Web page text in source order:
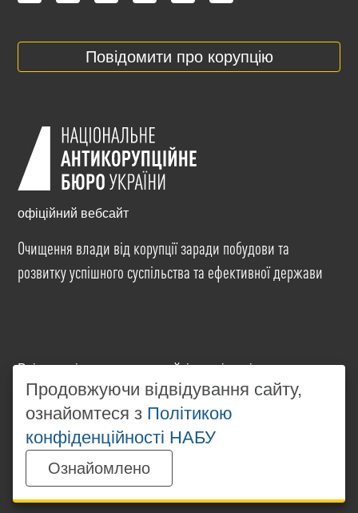
Повідомити про корупцію
офіційний вебсайт
Очищення влади від корупції заради побудови та
розвитку успішного суспільства та ефективної держави
Всі матеріали на цьому сайті розміщені на умовах
ліцензіїCreative Commons Attribution-NonCommercial-
NoDerivatives 4.0 International. Використання будь-
яких матеріалів, розміщених на сайті, дозволяється
за умови посилання наwww.nabu.gov.ua
незалежності від повного або часткового
використання матеріалів.
Продовжуючи відвідування сайту,
ознайомтеся з Політикою
конфіденційності НАБУ
Ознайомлено